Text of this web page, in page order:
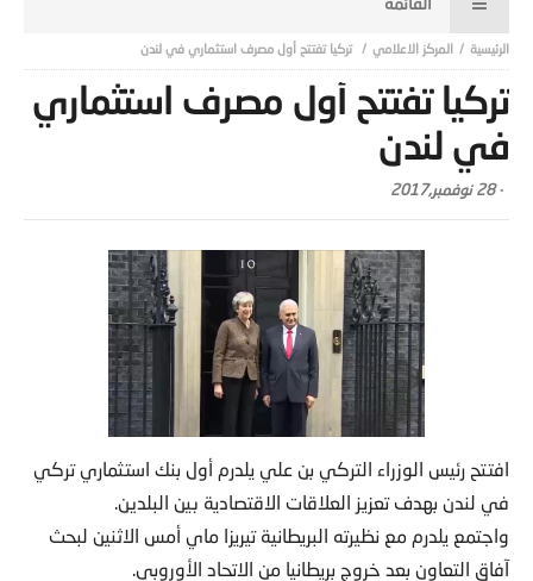
المركز الاعلامي تركيا تفتتح أول مصرف استثماري في لندن
تركيا تفتتح أول مصرف استثماري
في لندن
-28 نوفمبر,2017
افتتح رئيس الوزراء التركي بن علي يلدرم أول بنك استثماري تركي
في لندن بهدف تعزيز العلاقات الاقتصادية بين البلدين.
واجتمع يلدرم مع نظيرته البريطانية تيريزا ماي أمس الاثنين لبحث
آفاق التعاون بعد خروج بريطانيا من الاتحاد الأوروبي.